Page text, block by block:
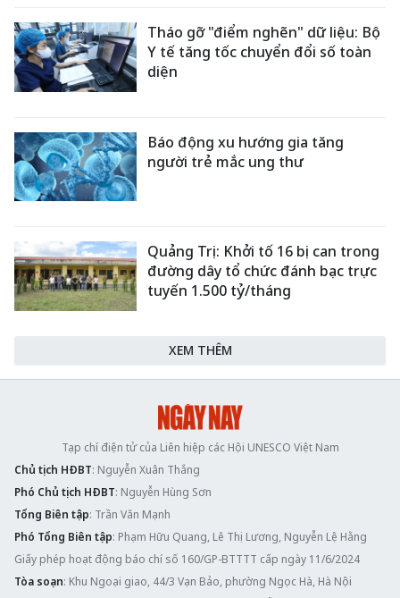
Tháo gỡ "điểm nghẽn" dữ liệu: Bộ
Y tế tăng tốc chuyển đổi số toàn
diện
Báo động xu hướng gia tăng
người trẻ mắc ung thư
Quảng Trị: Khởi tố 16 bị can trong
đường dây tổ chức đánh bạc trực
tuyến 1.500 tỷ/tháng
XEM THÊM
Tạp chí điện tử của Liên hiệp các Hội UNESCO Việt Nam
Chủ tịch HĐBT: Nguyễn Xuân Thắng
Phó Chủ tịch HĐBT: Nguyễn Hùng Sơn
Tổng Biên tập: Trần Văn Mạnh
Phó Tổng Biên tập: Phạm Hữu Quang, Lê Thị Lương, Nguyễn Lệ Hằng
Giấy phép hoạt động báo chí số 160/GP-BTTTT cấp ngày 11/6/2024
Tòa soạn: Khu Ngoại giao, 44/3 Vạn Bảo, phường Ngọc Hà, Hà Nội